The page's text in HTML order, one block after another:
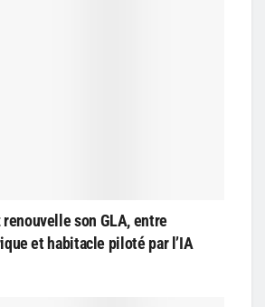
son GLA, entre
et habitacle piloté par l’IA